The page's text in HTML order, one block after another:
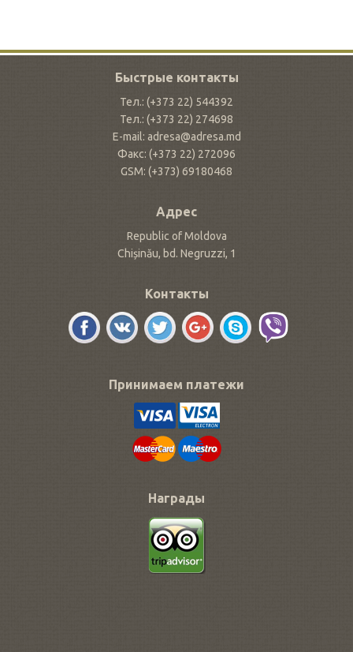
Быстрые контакты
Тел.: (+373 22) 544392
Тел.: (+373 22) 274698
E-mail: adresa@adresa.md
Факс: (+373 22) 272096
GSM: (+373) 69180468
Адрес
Republic of Moldova
Chișinău, bd. Negruzzi, 1
Контакты
Принимаем платежи
Награды